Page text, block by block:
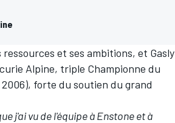
et ses ambitions, et Gasly
Alpine, triple Championne du
forte du soutien du grand
j'ai vu de l'équipe à Enstone et à